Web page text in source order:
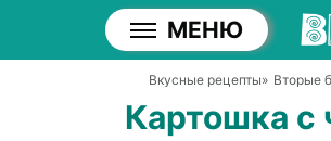
МЕНЮ
Вкусные рецепты» Вторые
Картошка с